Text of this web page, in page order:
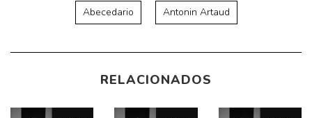
Abecedario Antonin Artaud
RELACIONADOS